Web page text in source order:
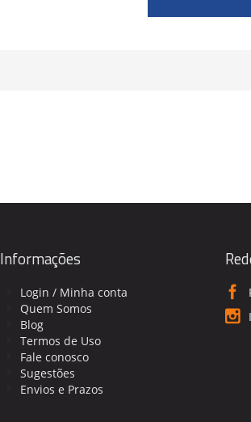
Informações
Login / Minha conta
Quem Somos
Blog
Termos de Uso
Fale conosco
Sugestões
Envios e Prazos